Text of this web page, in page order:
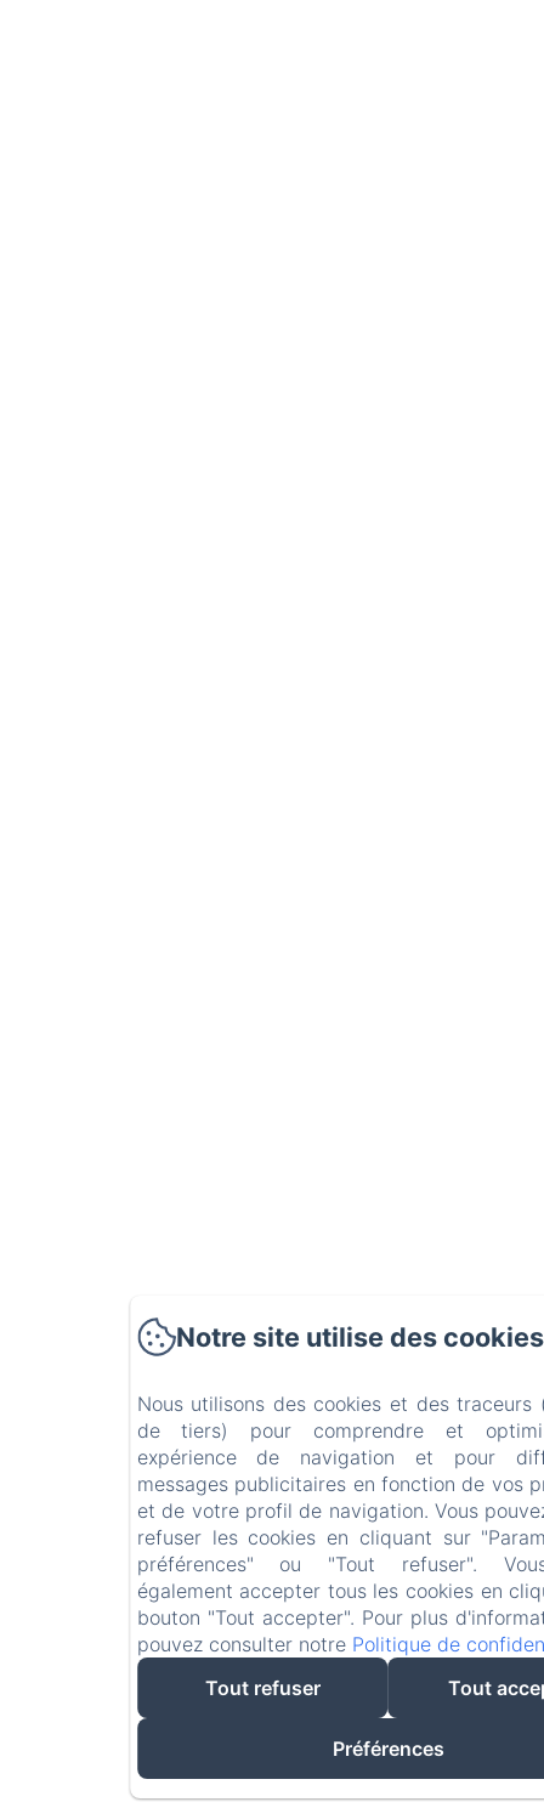
Notre site utilise des cookies
Nous utilisons des cookies et des traceurs
de tiers) pour comprendre et
expérience de navigation et pour
messages publicitaires en fonction de vos
et de votre profil de navigation. Vous
refuser les cookies en cliquant sur
préférences" ou "Tout refuser".
également accepter tous les cookies en
bouton "Tout accepter". Pour plus
pouvez consulter notre Politique de
Tout refuser
Tout
Préférences